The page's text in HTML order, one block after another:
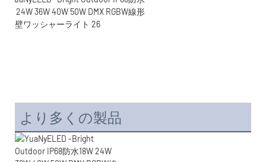
より多くの製品